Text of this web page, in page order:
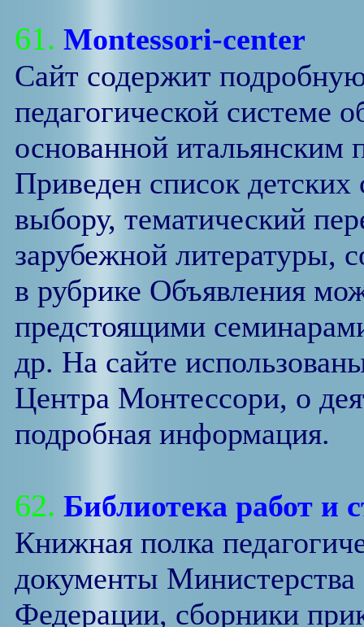
61. Montessori-center
Сайт содержит
педагогической системе
основанной
Приведен список
выбору, тематический
зарубежной литературы,
в рубрике Объявления
предстоящими
др. На сайте
Центра Монтессори, о
подробная информация.
62. Библиотека работ и
Книжная полка
документы Министерства
Федерации, сборники